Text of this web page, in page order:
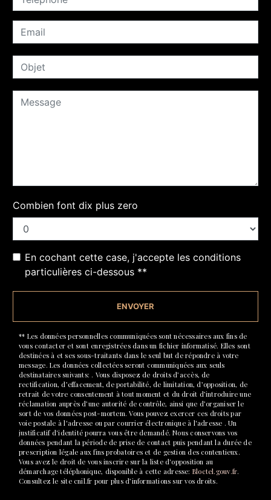
Combien font dix plus zero
En cochant cette case, j'accepte les conditions
particulières ci-dessous **
ENVOYER
** Les données personnelles communiquées sont nécessaires aux fins de
vous contacter et sont enregistrées dans un fichier informatisé. Elles sont
destinées à et ses sous-traitants dans le seul but de répondre à votre
message. Les données collectées seront communiquées aux seuls
destinataires suivants: . Vous disposez de droits d’accès, de
rectification, d’effacement, de portabilité, de limitation, d’opposition, de
retrait de votre consentement à tout moment et du droit d’introduire une
réclamation auprès d’une autorité de contrôle, ainsi que d’organiser le
sort de vos données post-mortem. Vous pouvez exercer ces droits par
voie postale à l'adresse ou par courrier électronique à l'adresse . Un
justificatif d'identité pourra vous être demandé. Nous conservons vos
données pendant la période de prise de contact puis pendant la durée de
prescription légale aux fins probatoires et de gestion des contentieux.
Vous avez le droit de vous inscrire sur la liste d'opposition au
démarchage téléphonique, disponible à cette adresse: Bloctel.gouv.fr.
Consultez le site cnil.fr pour plus d’informations sur vos droits.